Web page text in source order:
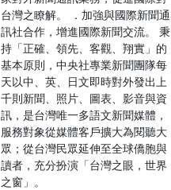
台灣之瞭解。 ．加強與國際新聞通
訊社合作，增進國際新聞交流。 秉
持「正確、領先、客觀、翔實」的
基本原則，中央社專業新聞團隊每
天以中、英、日文即時對外發出上
千則新聞、照片、圖表、影音與資
訊，是台灣唯一多語文新聞媒體，
服務對象從媒體客戶擴大為閱聽大
眾；從台灣民眾延伸至全球僑胞與
讀者，充分扮演「台灣之眼，世界
之窗」。